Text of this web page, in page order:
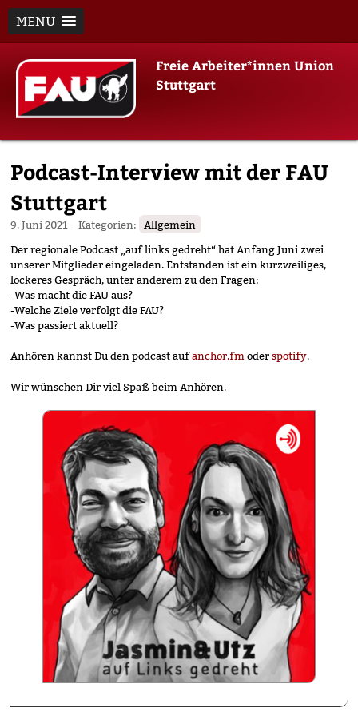
MENU
content
Freie Arbeiter*innen Union
Stuttgart
Podcast-Interview mit der FAU
Stuttgart
9. Juni 2021 – Kategorien:
Allgemein
Der regionale Podcast „auf links gedreht“ hat Anfang Juni zwei
unserer Mitglieder eingeladen. Entstanden ist ein kurzweiliges,
lockeres Gespräch, unter anderem zu den Fragen:
-Was macht die FAU aus?
-Welche Ziele verfolgt die FAU?
-Was passiert aktuell?
Anhören kannst Du den podcast aufanchor.fmoderspotify.
Wir wünschen Dir viel Spaß beim Anhören.